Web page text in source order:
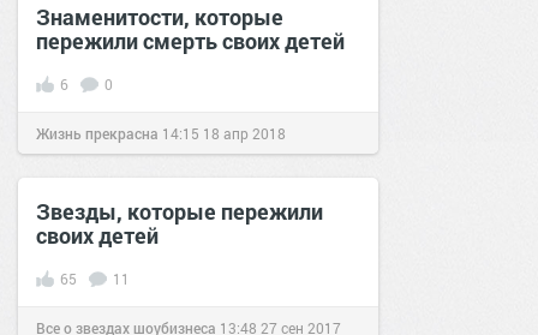
Знаменитости, которые
пережили смерть своих детей
6 0
Жизнь прекрасна 14:15 18 апр 2018
Звезды, которые пережили
своих детей
65 11
Все о звездах шоубизнеса 13:48 27 сен 2017